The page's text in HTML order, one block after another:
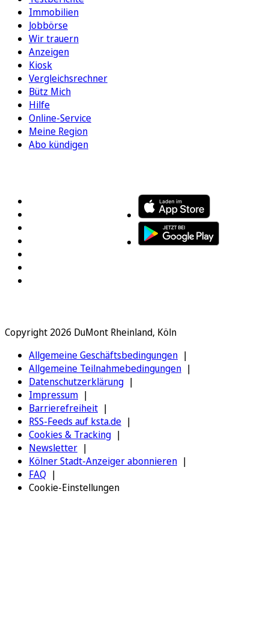
Immobilien
Jobbörse
Wir trauern
Anzeigen
Kiosk
Vergleichsrechner
Bütz Mich
Hilfe
Online-Service
Meine Region
Abo kündigen
Copyright 2026 DuMont Rheinland, Köln
Allgemeine Geschäftsbedingungen
Allgemeine Teilnahmebedingungen
Datenschutzerklärung
Impressum
Barrierefreiheit
RSS-Feeds auf ksta.de
Cookies & Tracking
Newsletter
Kölner Stadt-Anzeiger abonnieren
FAQ
Cookie-Einstellungen